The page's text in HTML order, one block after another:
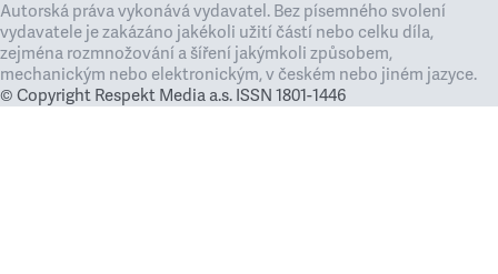
Autorská práva vykonává vydavatel. Bez písemného svolení
vydavatele je zakázáno jakékoli užití částí nebo celku díla,
zejména rozmnožování a šíření jakýmkoli způsobem,
mechanickým nebo elektronickým, v českém nebo jiném jazyce.
© Copyright Respekt Media a.s. ISSN 1801-1446